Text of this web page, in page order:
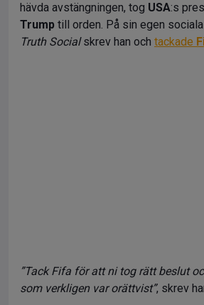
hävda avstängningen, tog USA:s
Trump till orden. På sin egen
Truth Socialskrev han och tackade
”Tack Fifa för att ni tog rätt beslut
som verkligen var orättvist”, skrev